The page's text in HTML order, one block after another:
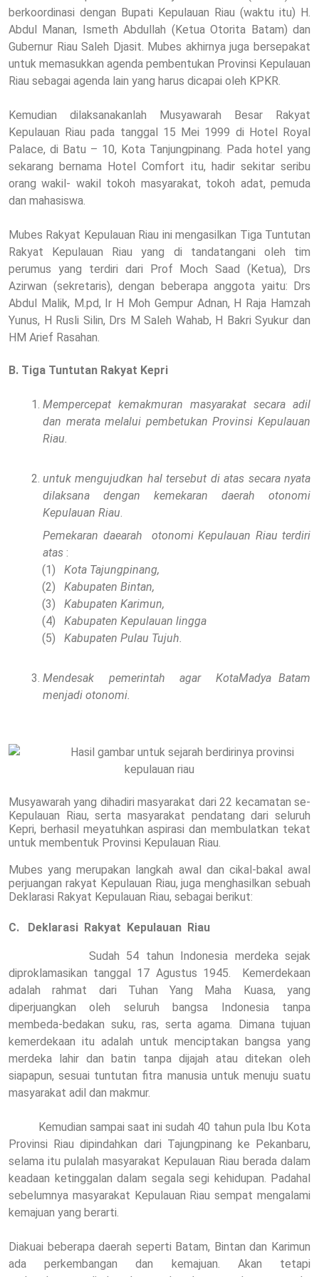
berkoordinasi dengan Bupati Kepulauan Riau (waktu itu) H.
Abdul Manan, Ismeth Abdullah (Ketua Otorita Batam) dan
Gubernur Riau Saleh Djasit. Mubes akhirnya juga bersepakat
untuk memasukkan agenda pembentukan Provinsi Kepulauan
Riau sebagai agenda lain yang harus dicapai oleh KPKR.
Kemudian dilaksanakanlah Musyawarah Besar Rakyat
Kepulauan Riau pada tanggal 15 Mei 1999 di Hotel Royal
Palace, di Batu – 10, Kota Tanjungpinang. Pada hotel yang
sekarang bernama Hotel Comfort itu, hadir sekitar seribu
orang wakil- wakil tokoh masyarakat, tokoh adat, pemuda
dan mahasiswa.
Mubes Rakyat Kepulauan Riau ini mengasilkan Tiga Tuntutan
Rakyat Kepulauan Riau yang di tandatangani oleh tim
perumus yang terdiri dari Prof Moch Saad (Ketua), Drs
Azirwan (sekretaris), dengan beberapa anggota yaitu: Drs
Abdul Malik, M.pd, Ir H Moh Gempur Adnan, H Raja Hamzah
Yunus, H Rusli Silin, Drs M Saleh Wahab, H Bakri Syukur dan
HM Arief Rasahan.
B. Tiga Tuntutan Rakyat Kepri
Mempercepat kemakmuran masyarakat secara adil
dan merata melalui pembetukan Provinsi Kepulauan
Riau.
untuk mengujudkan hal tersebut di atas secara nyata
dilaksana dengan kemekaran daerah otonomi
Kepulauan Riau
Pemekaran daearah
otonomi Kepulauan Riau terdiri
atas :
(1)
Kota Tajungpinang,
(2)
Kabupaten Bintan,
(3)
Kabupaten Karimun,
(4)
Kabupaten Kepulauan lingga
(5)
Kabupaten Pulau Tujuh.
Mendesak pemerintah agar
KotaMadya Batam
menjadi otonomi.
Musyawarah yang dihadiri masyarakat dari 22 kecamatan se-
Kepulauan Riau, serta masyarakat pendatang dari seluruh
Kepri, berhasil meyatuhkan aspirasi dan membulatkan tekat
untuk membentuk Provinsi Kepulauan Riau.
Mubes yang merupakan langkah awal dan cikal-bakal awal
perjuangan rakyat Kepulauan Riau, juga menghasilkan sebuah
Deklarasi Rakyat Kepulauan Riau, sebagai berikut:
C. Deklarasi Rakyat Kepulauan Riau
Sudah 54 tahun Indonesia merdeka sejak
diproklamasikan tanggal 17 Agustus 1945.
Kemerdekaan
adalah rahmat dari Tuhan Yang Maha Kuasa, yang
diperjuangkan oleh seluruh bangsa Indonesia tanpa
membeda-bedakan suku, ras, serta agama. Dimana tujuan
kemerdekaan itu adalah untuk menciptakan bangsa yang
merdeka lahir dan batin tanpa dijajah atau ditekan oleh
siapapun, sesuai tuntutan fitra manusia untuk menuju suatu
masyarakat adil dan makmur.
Kemudian sampai saat ini sudah 40 tahun pula Ibu Kota
Provinsi Riau dipindahkan dari Tajungpinang ke Pekanbaru,
selama itu pulalah masyarakat Kepulauan Riau berada dalam
keadaan ketinggalan dalam segala segi kehidupan. Padahal
sebelumnya masyarakat Kepulauan Riau sempat mengalami
kemajuan yang berarti.
Diakuai beberapa daerah seperti Batam, Bintan dan Karimun
ada perkembangan dan kemajuan. Akan tetapi